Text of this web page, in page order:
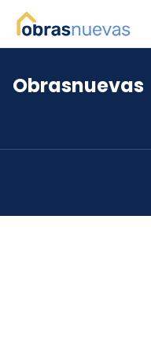
*
Obrasnuevas